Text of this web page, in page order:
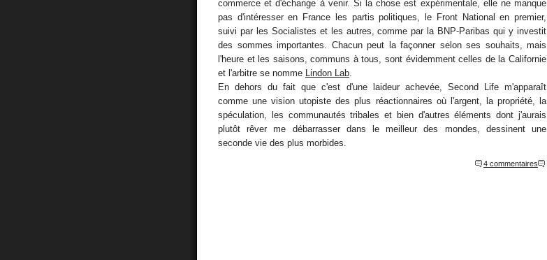
commerce et d'échange à venir. Si la chose est expérimentale, elle ne manque
pas d'intéresser en France les partis politiques, le Front National en premier,
suivi par les Socialistes et les autres, comme par la BNP-Paribas qui y investit
des sommes importantes. Chacun peut la façonner selon ses souhaits, mais
l'heure et les saisons, communs à tous, sont évidemment celles de la Californie
et l'arbitre se nomme
Lindon Lab
En dehors du fait que c'est d'une laideur achevée, Second Life m'apparaît
comme une vision utopiste des plus réactionnaires où l'argent, la propriété, la
spéculation, les communautés tribales et bien d'autres éléments dont j'aurais
plutôt rêver me débarrasser dans le meilleur des mondes, dessinent une
seconde vie des plus morbides.
4 commentaires